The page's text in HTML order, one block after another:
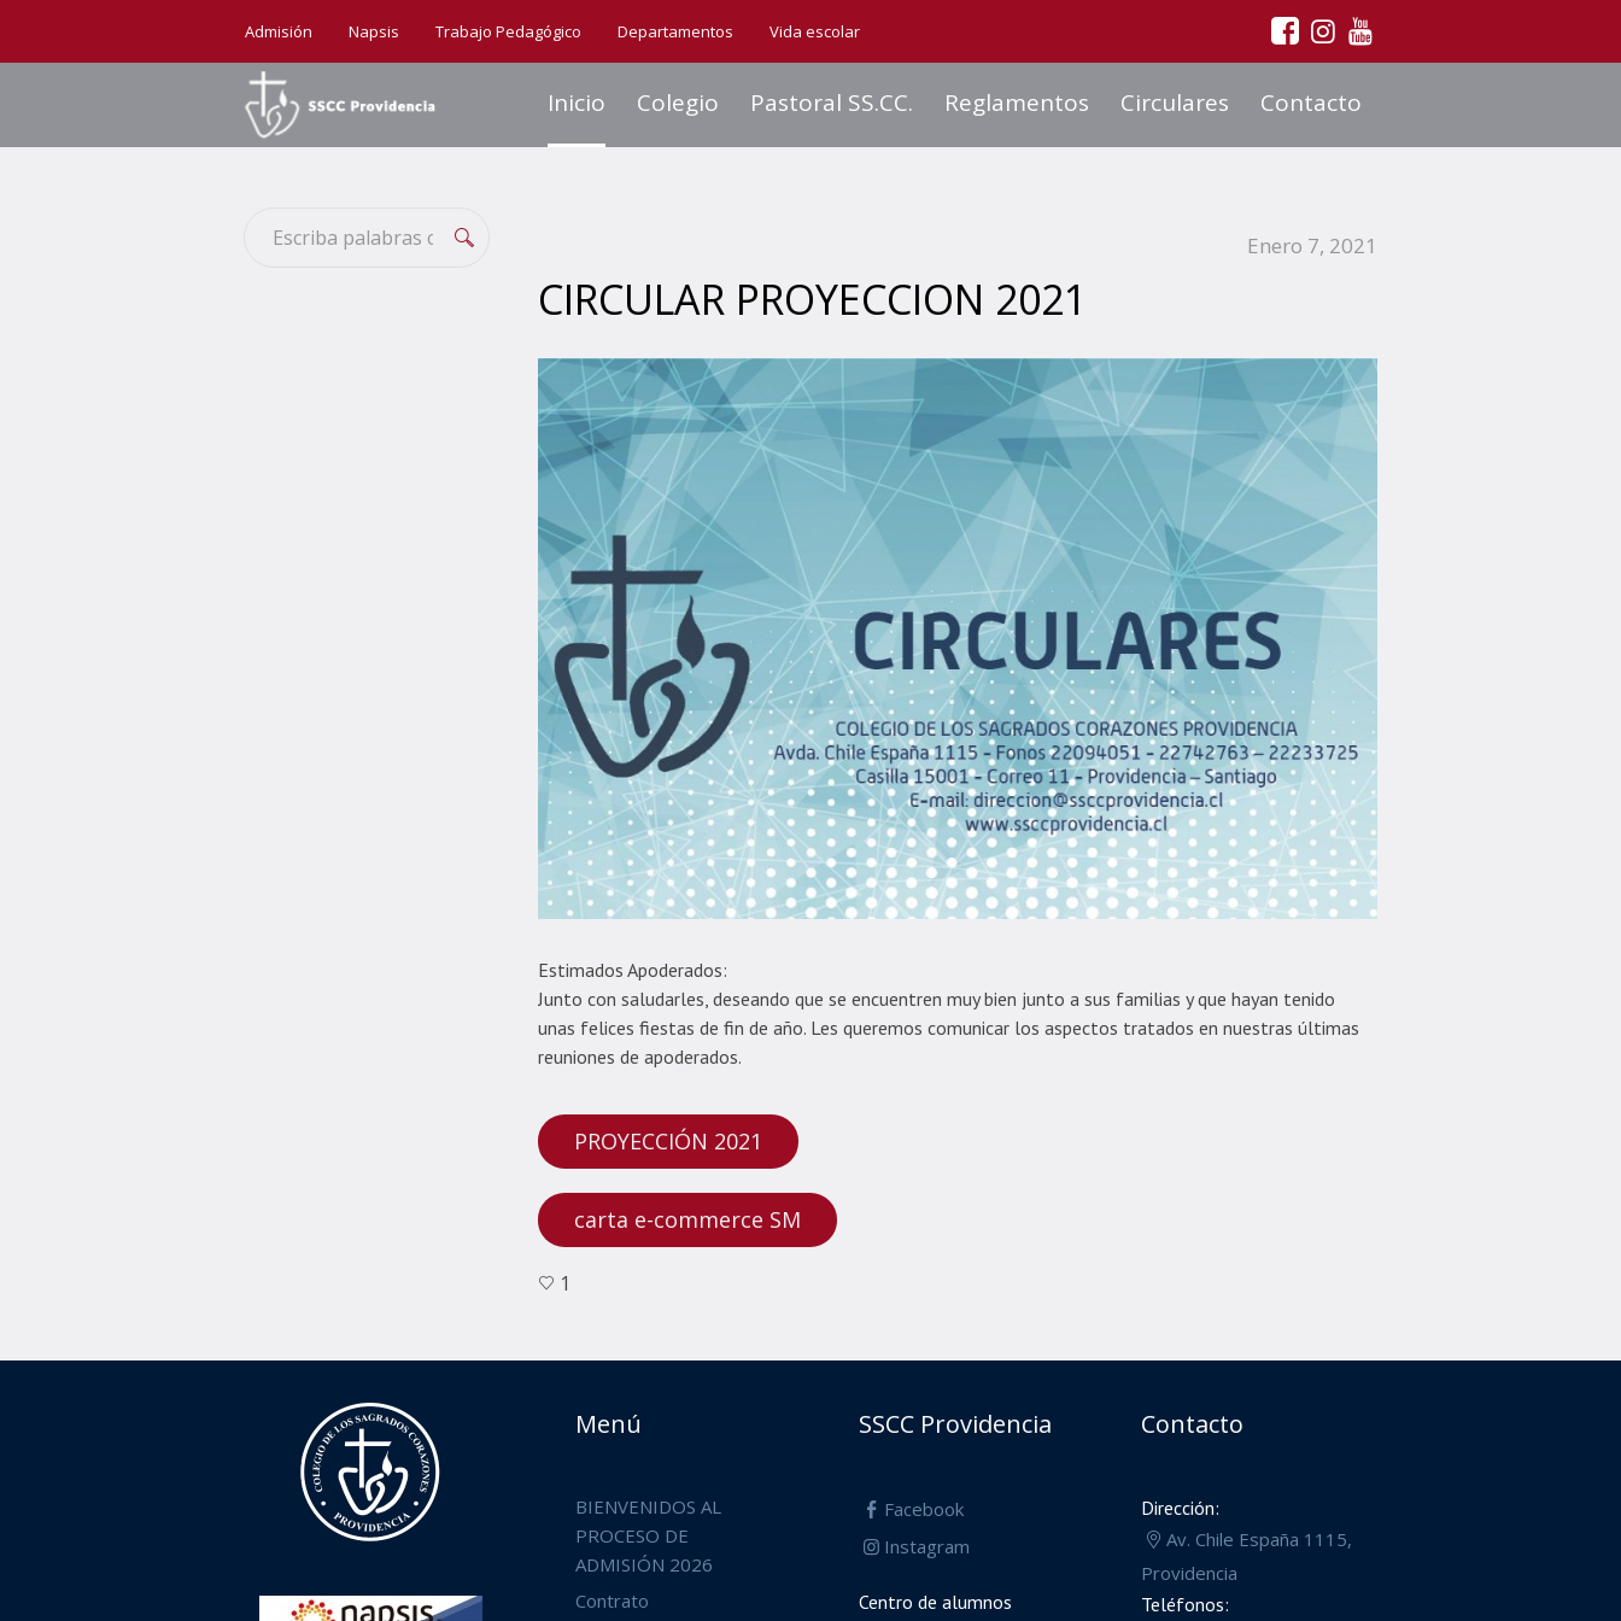
Admisión Napsis Trabajo Pedagógico Departamentos Vida escolar
Inicio Colegio Pastoral SS.CC. Reglamentos Circulares Contacto
Enero 7, 2021
CIRCULAR PROYECCION 2021
Estimados Apoderados:
Junto con saludarles, deseando que se encuentren muy bien junto a sus familias y que hayan tenido
unas felices fiestas de fin de año. Les queremos comunicar los aspectos tratados en nuestras últimas
reuniones de apoderados.
PROYECCIÓN 2021
carta e-commerce SM
1
Menú
BIENVENIDOS AL
PROCESO DE
ADMISIÓN 2026
Contrato
SSCC Providencia
Facebook
Instagram
Centro de alumnos
Contacto
Dirección:
Av. Chile España 1115,
Providencia
Teléfonos: